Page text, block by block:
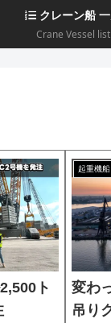
クレーン船
Crane Vessel list
ト
起重機
変わ
吊り